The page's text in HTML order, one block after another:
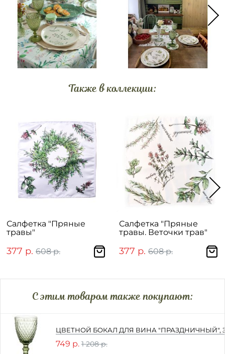
Также в коллекции:
Салфетка "Пряные
травы"
377 р. 608 р.
Салфетка "Пряные
травы. Веточки трав"
377 р. 608 р.
C этим товаром также покупают:
ЦВЕТНОЙ БОКАЛ ДЛЯ ВИНА "ПРАЗДНИЧНЫЙ",
749 р. 1 208 р.